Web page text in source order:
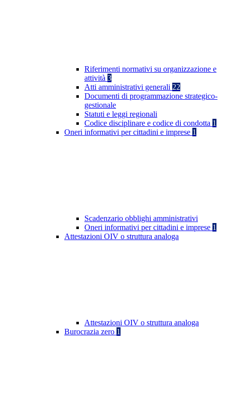
Riferimenti normativi su organizzazione e
attività 3
Atti amministrativi generali 22
Documenti di programmazione strategico-
gestionale
Statuti e leggi regionali
Codice disciplinare e codice di condotta 1
Oneri informativi per cittadini e imprese 1
Scadenzario obblighi amministrativi
Oneri informativi per cittadini e imprese 1
Attestazioni OIV o struttura analoga
Attestazioni OIV o struttura analoga
Burocrazia zero 1